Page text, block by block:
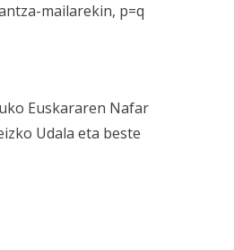
mailarekin, p=q
Euskararen Nafar
Udala eta beste